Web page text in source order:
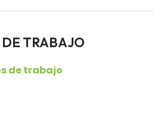
TRABAJO
de trabajo